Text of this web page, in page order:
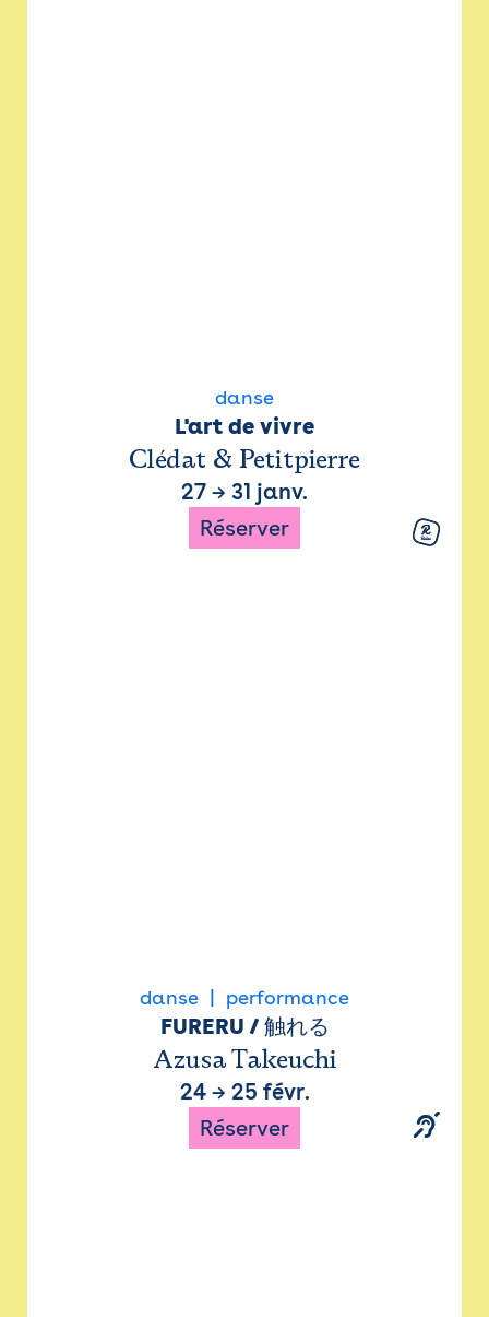
danse
L'art de vivre
Clédat & Petitpierre
27 → 31 janv.
Réserver
danse performance
FURERU / 触れる
Azusa Takeuchi
24→ 25 févr.
Réserver